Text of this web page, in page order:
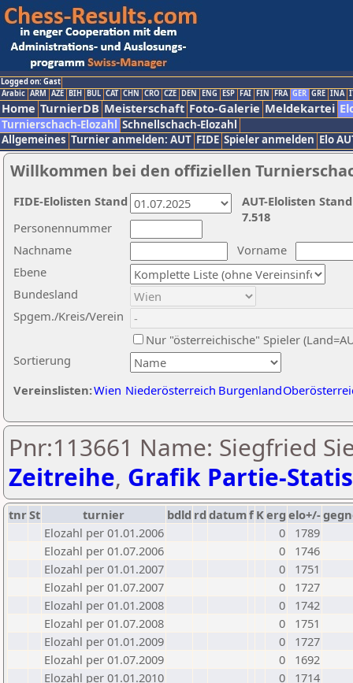
Logged on: Gast
Arabic ARM AZE BIH BUL CAT CHN CRO CZE DEN ENG ESP FAI FIN FRA GER GRE INA
Home TurnierDB Meisterschaft Foto-Galerie Meldekartei
Turnierschach-Elozahl Schnellschach-Elozahl
Allgemeines Turnier anmelden: AUT FIDE Spieler anmelden Elo
Willkommen bei den offiziellen
Nachname
Vorname
Ebene
Sortierung
Personennummer
Bundesland
Spgem./Kreis/Verein
Nur "österreichische" Spieler
Vereinslisten:Wien Niederösterreich Burgenland
AUT-Elolisten
7.518
FIDE-Elolisten Stand
Pnr:113661 Name: Siegfried
Zeitreihe, Grafik Partie-
tnrSt turnier bdld rd datumf Kerg elo+/-
Elozahl per 01.01.2006
0
1789
Elozahl per 01.07.2006
0
1746
Elozahl per 01.01.2007
0
1751
Elozahl per 01.07.2007
0
1727
Elozahl per 01.01.2008
0
1742
Elozahl per 01.07.2008
0
1751
Elozahl per 01.01.2009
0
1727
Elozahl per 01.07.2009
0
1692
Elozahl per 01.01.2010
0
1714